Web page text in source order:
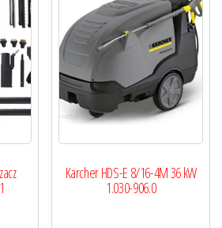
Karcher HDS-E 8/16-4M 36 kW
1.030-906.0